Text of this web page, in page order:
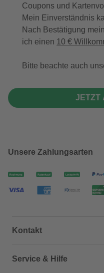
Coupons und
Mein Einverständnis
Nach Bestätigung
ich einen 10 €
Bitte beachte auch
JETZT
Unsere Zahlungsarten
Kontakt
Dein Kontakt zu uns
Service & Hilfe